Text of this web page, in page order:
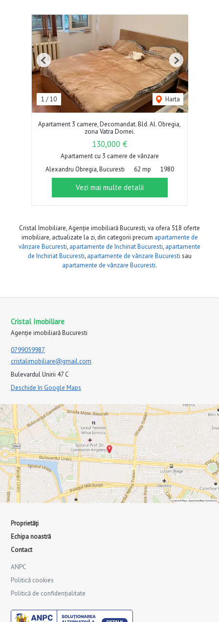
1 /10 Harta
Previous Next
Apartament 3 camere, Decomandat. Bld. Al. Obregia,
zona Vatra Dornei.
130,000 €
Apartament cu 3 camere de vânzare
Alexandru Obregia, Bucuresti
62 mp 1980
Vezi mai multe detalii
Cristal Imobiliare, Agenție imobiliară Bucuresti, va ofera 518 oferte
imobiliare, actualizate la zi, din categorii precum apartamente de
vânzare Bucuresti, apartamente de închiriat Bucuresti, apartamente
de închiriat Bucuresti, apartamente de vânzare Bucuresti sau
apartamente de vânzare Bucuresti.
Cristal Imobiliare
Agenție imobiliară Bucuresti
0799059987
cristalimobiliare@gmail.com
Bulevardul Unirii 47 C
Deschide în Google Maps
Proprietăți
Echipa noastră
Contact
ANPC
Politică cookies
Politică de confidențialitate